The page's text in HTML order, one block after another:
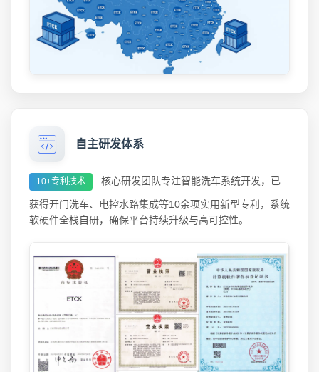
自主研发体系
10+专利技术 核心研发团队专注智能洗车系统开发，已
获得开门洗车、电控水路集成等10余项实用新型专利，系统
软硬件全栈自研，确保平台持续升级与高可控性。